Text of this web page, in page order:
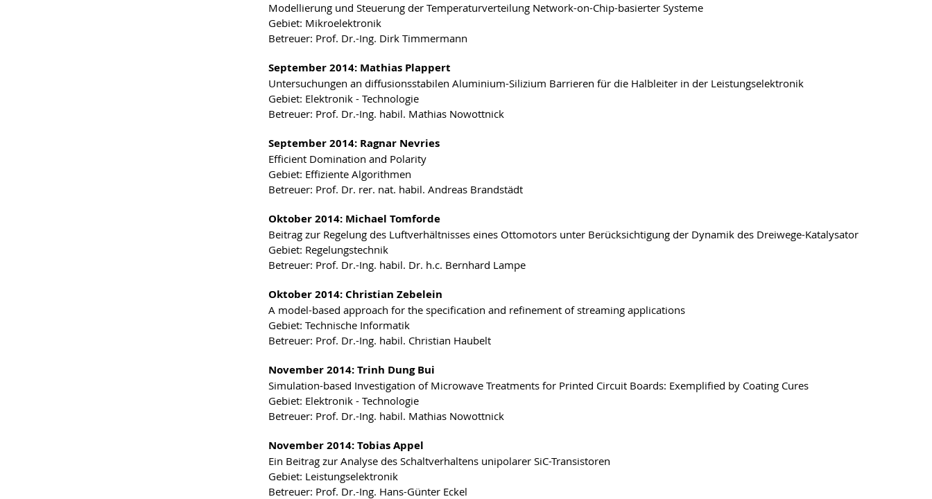
Modellierung und Steuerung der Temperaturverteilung Network-on-Chip-basierter Systeme
Gebiet: Mikroelektronik
Betreuer: Prof. Dr.-Ing. Dirk Timmermann
September 2014: Mathias Plappert
Untersuchungen an diffusionsstabilen Aluminium-Silizium Barrieren für die Halbleiter in der Leistungselektronik
Gebiet: Elektronik - Technologie
Betreuer: Prof. Dr.-Ing. habil. Mathias Nowottnick
September 2014: Ragnar Nevries
Efficient Domination and Polarity
Gebiet: Effiziente Algorithmen
Betreuer: Prof. Dr. rer. nat. habil. Andreas Brandstädt
Oktober 2014: Michael Tomforde
Beitrag zur Regelung des Luftverhältnisses eines Ottomotors unter Berücksichtigung der Dynamik des Dreiwege-Katalysator
Gebiet: Regelungstechnik
Betreuer: Prof. Dr.-Ing. habil. Dr. h.c. Bernhard Lampe
Oktober 2014: Christian Zebelein
A model-based approach for the specification and refinement of streaming applications
Gebiet: Technische Informatik
Betreuer: Prof. Dr.-Ing. habil. Christian Haubelt
November 2014: Trinh Dung Bui
Simulation-based Investigation of Microwave Treatments for Printed Circuit Boards: Exemplified by Coating Cures
Gebiet: Elektronik - Technologie
Betreuer: Prof. Dr.-Ing. habil. Mathias Nowottnick
November 2014: Tobias Appel
Ein Beitrag zur Analyse des Schaltverhaltens unipolarer SiC-Transistoren
Gebiet: Leistungselektronik
Betreuer: Prof. Dr.-Ing. Hans-Günter Eckel